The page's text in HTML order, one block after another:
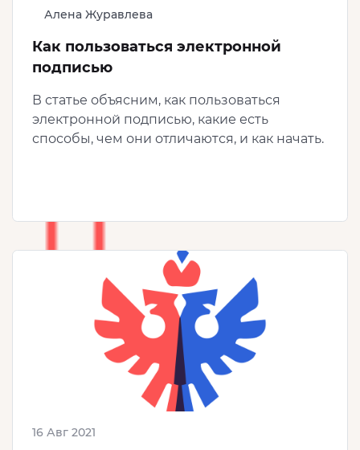
Алена Журавлева
Как пользоваться электронной
подписью
В статье объясним, как пользоваться
электронной подписью, какие есть
способы, чем они отличаются, и как начать.
16 Авг 2021